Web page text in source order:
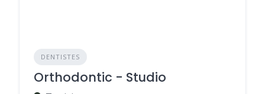
DENTISTES
Orthodontic - Studio